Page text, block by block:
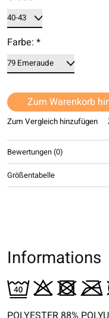
Farbe: *
Zum Warenkorb
Zum Vergleich hinzufügen
Bewertungen (0)
Größentabelle
Informations